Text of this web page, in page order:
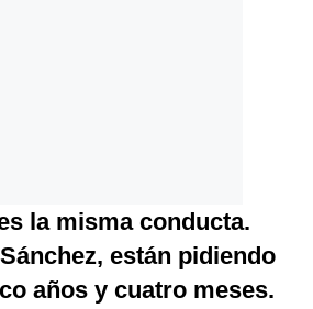
la misma conducta.
están pidiendo
años y cuatro meses.